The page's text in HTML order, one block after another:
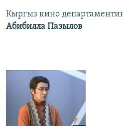
Кыргыз кино
Абибилла Пазылов